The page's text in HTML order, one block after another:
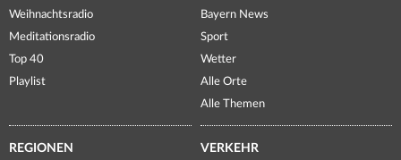
Weihnachtsradio
Meditationsradio
Top 40
Playlist
Bayern News
Sport
Wetter
Alle Orte
Alle Themen
REGIONEN VERKEHR